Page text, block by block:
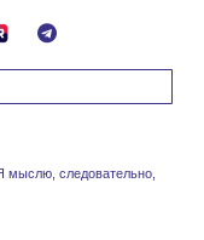
мыслю, следовательно,